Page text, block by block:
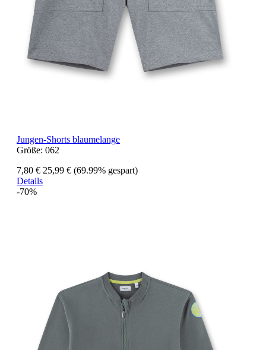
Jungen-Shorts blaumelange
Größe: 062
7,80 € 25,99 € (69.99% gespart)
Details
-70%